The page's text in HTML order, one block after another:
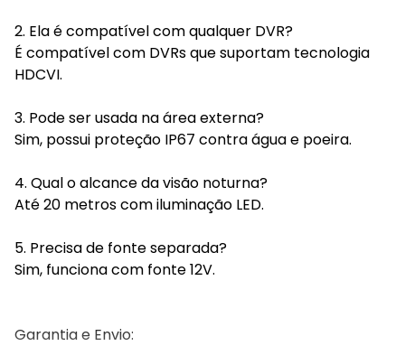
2. Ela é compatível com qualquer DVR?
É compatível com DVRs que suportam tecnologia
HDCVI.
3. Pode ser usada na área externa?
Sim, possui proteção IP67 contra água e poeira.
4. Qual o alcance da visão noturna?
Até 20 metros com iluminação LED.
5. Precisa de fonte separada?
Sim, funciona com fonte 12V.
Garantia e Envio: